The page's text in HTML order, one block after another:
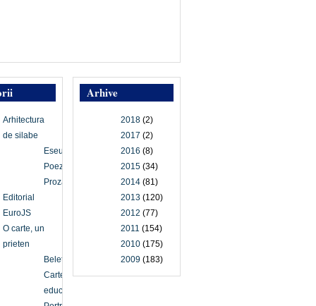
Arhive
2018 (2)
2017 (2)
2016 (8)
2015 (34)
2014 (81)
2013 (120)
2012 (77)
2011 (154)
2010 (175)
2009 (183)
Arhitectura
de silabe
Eseu
Poezie
Proză
Editorial
EuroJS
O carte, un
prieten
Beletristică
Carte
educațională